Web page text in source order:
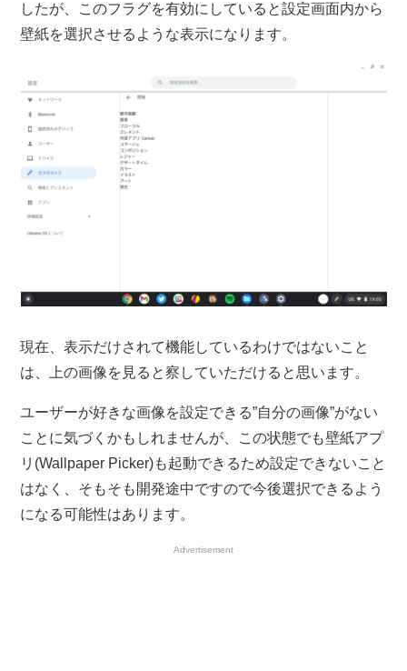
したが、このフラグを有効にしていると設定画面内から
壁紙を選択させるような表示になります。
現在、表示だけされて機能しているわけではないこと
は、上の画像を見ると察していただけると思います。
ユーザーが好きな画像を設定できる”自分の画像”がない
ことに気づくかもしれませんが、この状態でも壁紙アプ
リ(Wallpaper Picker)も起動できるため設定できないこと
はなく、そもそも開発途中ですので今後選択できるよう
になる可能性はあります。
Advertisement